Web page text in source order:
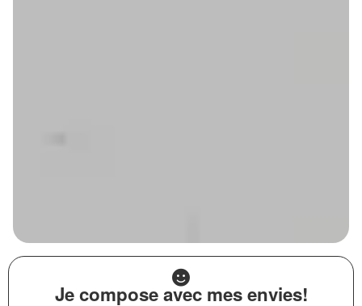
Je compose avec mes envies!